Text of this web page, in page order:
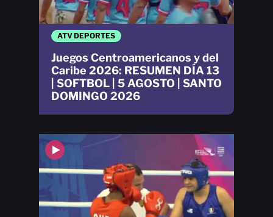
ATV DEPORTES
Juegos Centroamericanos y del
Caribe 2026: RESUMEN DÍA 13
| SOFTBOL | 5 AGOSTO | SANTO
DOMINGO 2026